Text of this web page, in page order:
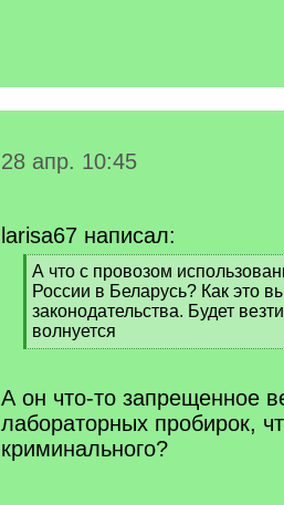
28 апр. 10:45
larisa67 написал:
[
q
]
А что с провозом
России в Беларусь? Как это
законодательства. Будет
волнуется
[
q
]
А он что-то запрещенное
лабораторных пробирок,
криминального?